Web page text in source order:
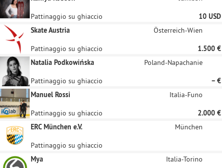
Pattinaggio su ghiaccio
10 USD
Skate Austria
Österreich-Wien
Pattinaggio su ghiaccio
1.500 €
Natalia Podkowińska
Poland-Napachanie
Pattinaggio su ghiaccio
– €
Manuel Rossi
Italia-Funo
Pattinaggio su ghiaccio
2.000 €
ERC München e.V.
München
Pattinaggio su ghiaccio
Mya
Italia-Torino